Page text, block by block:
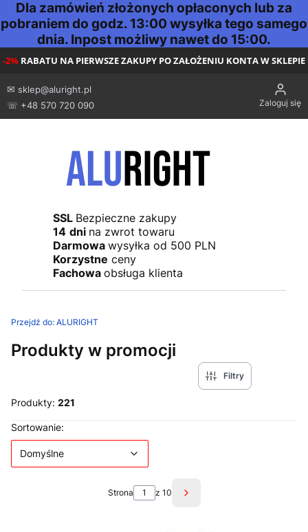
Dla zamówień złożonych opłaconych lub za
pobraniem do godz. 13:00 wysyłka tego samego
dnia. Inpost możliwy nawet do 15:00.
-2% RABATU NA PIERWSZE ZAKUPY PO ZAŁOŻENIU KONTA W SKLEPIE
✉ sklep@aluright.pl
☏ +48 570 720 090
Zaloguj się
SSL Bezpieczne zakupy
14 dni na zwrot towaru
Darmowa wysyłka od 500 PLN
Korzystne ceny
Fachowa obsługa klienta
Przejdź do: ALURIGHT
Produkty w promocji
Filtry
Produkty: 221
Lista produktów
Sortowanie:
Domyślne
Strona z 10 Następne produkty